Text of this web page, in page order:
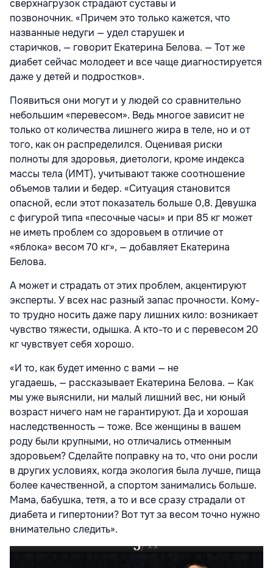
сверхнагрузок страдают суставы и
позвоночник. «Причем это только кажется, что
названные недуги — удел старушек и
старичков, — говорит Екатерина Белова. — Тот же
диабет сейчас молодеет и все чаще диагностируется
даже у детей и подростков».
Появиться они могут и у людей со сравнительно
небольшим «перевесом». Ведь многое зависит не
только от количества лишнего жира в теле, но и от
того, как он распределился. Оценивая риски
полноты для здоровья, диетологи, кроме индекса
массы тела (ИМТ), учитывают также соотношение
объемов талии и бедер. «Ситуация становится
опасной, если этот показатель больше 0,8. Девушка
с фигурой типа «песочные часы» и при 85 кг может
не иметь проблем со здоровьем в отличие от
«яблока» весом 70 кг», — добавляет Екатерина
Белова.
А может и страдать от этих проблем, акцентируют
эксперты. У всех нас разный запас прочности. Кому-
то трудно носить даже пару лишних кило: возникает
чувство тяжести, одышка. А кто-то и с перевесом 20
кг чувствует себя хорошо.
«И то, как будет именно с вами — не
угадаешь, — рассказывает Екатерина Белова. — Как
мы уже выяснили, ни малый лишний вес, ни юный
возраст ничего нам не гарантируют. Да и хорошая
наследственность — тоже. Все женщины в вашем
роду были крупными, но отличались отменным
здоровьем? Сделайте поправку на то, что они росли
в других условиях, когда экология была лучше, пища
более качественной, а спортом занимались больше.
Мама, бабушка, тетя, а то и все сразу страдали от
диабета и гипертонии? Вот тут за весом точно нужно
внимательно следить».